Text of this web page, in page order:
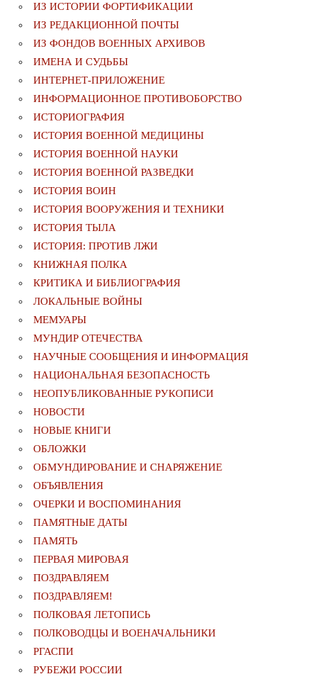
ИЗ ИСТОРИИ ФОРТИФИКАЦИИ
ИЗ РЕДАКЦИОННОЙ ПОЧТЫ
ИЗ ФОНДОВ ВОЕННЫХ АРХИВОВ
ИМЕНА И СУДЬБЫ
ИНТЕРНЕТ-ПРИЛОЖЕНИЕ
ИНФОРМАЦИОННОЕ ПРОТИВОБОРСТВО
ИСТОРИОГРАФИЯ
ИСТОРИЯ ВОЕННОЙ МЕДИЦИНЫ
ИСТОРИЯ ВОЕННОЙ НАУКИ
ИСТОРИЯ ВОЕННОЙ РАЗВЕДКИ
ИСТОРИЯ ВОИН
ИСТОРИЯ ВООРУЖЕНИЯ И ТЕХНИКИ
ИСТОРИЯ ТЫЛА
ИСТОРИЯ: ПРОТИВ ЛЖИ
КНИЖНАЯ ПОЛКА
КРИТИКА И БИБЛИОГРАФИЯ
ЛОКАЛЬНЫЕ ВОЙНЫ
МЕМУАРЫ
МУНДИР ОТЕЧЕСТВА
НАУЧНЫЕ СООБЩЕНИЯ И ИНФОРМАЦИЯ
НАЦИОНАЛЬНАЯ БЕЗОПАСНОСТЬ
НЕОПУБЛИКОВАННЫЕ РУКОПИСИ
НОВОСТИ
НОВЫЕ КНИГИ
ОБЛОЖКИ
ОБМУНДИРОВАНИЕ И СНАРЯЖЕНИЕ
ОБЪЯВЛЕНИЯ
ОЧЕРКИ И ВОСПОМИНАНИЯ
ПАМЯТНЫЕ ДАТЫ
ПАМЯТЬ
ПЕРВАЯ МИРОВАЯ
ПОЗДРАВЛЯЕМ
ПОЗДРАВЛЯЕМ!
ПОЛКОВАЯ ЛЕТОПИСЬ
ПОЛКОВОДЦЫ И ВОЕНАЧАЛЬНИКИ
РГАСПИ
РУБЕЖИ РОССИИ